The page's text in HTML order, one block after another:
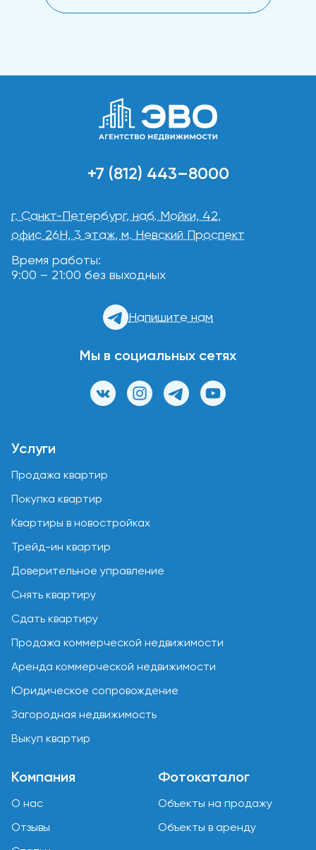
+7 (812) 443–8000
г. Санкт-Петербург, наб. Мойки, 42,
офис 26Н, 3 этаж, м. Невский Проспект
Время работы:
9:00 – 21:00 без выходных
Напишите нам
Мы в социальных сетях
Услуги
Продажа квартир
Покупка квартир
Квартиры в новостройках
Трейд-ин квартир
Доверительное управление
Снять квартиру
Сдать квартиру
Продажа коммерческой недвижимости
Аренда коммерческой недвижимости
Юридическое сопровождение
Загородная недвижимость
Выкуп квартир
Компания
О нас
Отзывы
Фотокаталог
Объекты на продажу
Объекты в аренду